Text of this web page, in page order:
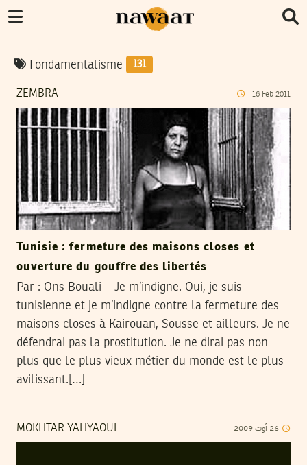
Fondamentalisme 131
ZEMBRA 16 Feb 2011
Tunisie : fermeture des maisons closes et
ouverture du gouffre des libertés
Par : Ons Bouali – Je m’indigne. Oui, je suis
tunisienne et je m’indigne contre la fermeture des
maisons closes à Kairouan, Sousse et ailleurs. Je ne
défendrai pas la prostitution. Je ne dirai pas non
plus que le plus vieux métier du monde est le plus
avilissant.[…]
MOKHTAR YAHYAOUI 26 أوت2009